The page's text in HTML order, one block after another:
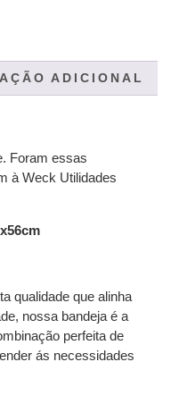
ADICIONAL
Foram essas
à Weck Utilidades
qualidade que alinha
nossa bandeja é a
perfeita de
ás necessidades